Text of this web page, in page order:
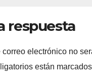
respuesta
electrónico no
están